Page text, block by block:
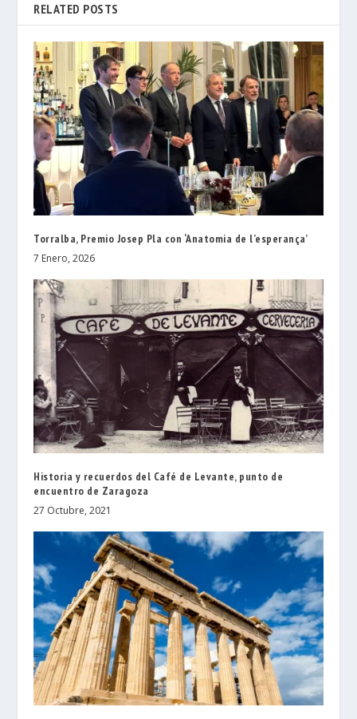
RELATED POSTS
Torralba, Premio Josep Pla con ‘Anatomia de l’esperança’
7 Enero, 2026
Historia y recuerdos del Café de Levante, punto de
encuentro de Zaragoza
27 Octubre, 2021